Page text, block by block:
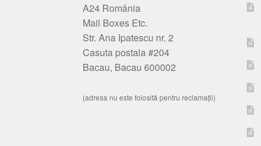
A24 România
Mail Boxes Etc.
Str. Ana Ipatescu nr. 2
Casuta postala #204
Bacau, Bacau 600002
(adresa nu este folosită pentru reclamații)